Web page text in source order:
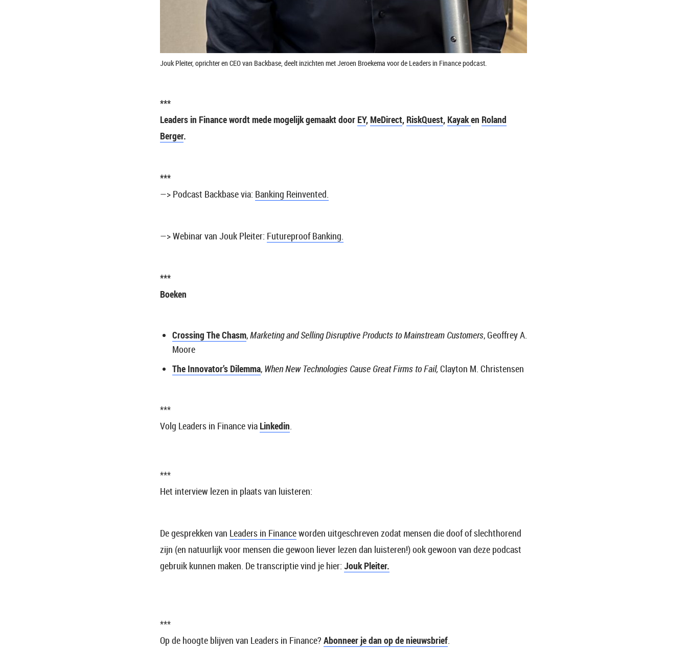
Jouk Pleiter, oprichter en CEO van Backbase, deelt inzichten met Jeroen Broekema voor de Leaders in Finance podcast.
***
Leaders in Finance wordt mede mogelijk gemaakt door EY, MeDirect, RiskQuest, Kayaken Roland
Berger.
***
—> Podcast Backbase via: Banking Reinvented.
—> Webinar van Jouk Pleiter: Futureproof Banking.
***
Boeken
Crossing The Chasm,Marketing and Selling Disruptive Products to Mainstream Customers, Geoffrey A.
Moore
The Innovator’s Dilemma, When New Technologies Cause Great Firms to Fail,Clayton M. Christensen
***
Volg Leaders in Finance via Linkedin.
***
Het interview lezen in plaats van luisteren:
De gesprekken van Leaders in Financeworden uitgeschreven zodat mensen die doof of slechthorend
zijn (en natuurlijk voor mensen die gewoon liever lezen dan luisteren!) ook gewoon van deze podcast
gebruik kunnen maken. De transcriptie vind je hier: Jouk Pleiter.
***
Op de hoogte blijven van Leaders in Finance? Abonneer je dan op de nieuwsbrief.